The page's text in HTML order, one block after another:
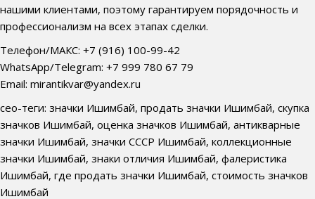
нашими клиентами, поэтому гарантируем порядочность и
профессионализм на всех этапах сделки.
Телефон/МАКС: +7 (916) 100-99-42
WhatsApp/Telegram: +7 999 780 67 79
Email: mirantikvar@yandex.ru
сео-теги: значки Ишимбай, продать значки Ишимбай, скупка
значков Ишимбай, оценка значков Ишимбай, антикварные
значки Ишимбай, значки СССР Ишимбай, коллекционные
значки Ишимбай, знаки отличия Ишимбай, фалеристика
Ишимбай, где продать значки Ишимбай, стоимость значков
Ишимбай